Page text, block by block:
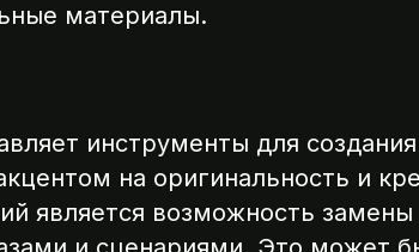
материалы.
инструменты для
на оригинальность и
является возможность замены